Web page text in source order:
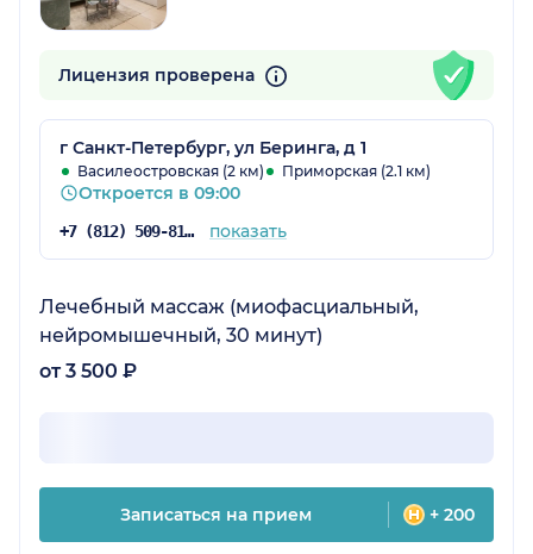
Лицензия проверена
г Санкт-Петербург, ул Беринга, д 1
Василеостровская (2 км) Приморская (2.1 км)
Откроется в 09:00
+7 (812) 509-81-27 показать
Лечебный массаж (миофасциальный,
нейромышечный, 30 минут)
от 3 500 ₽
Записаться на прием + 200